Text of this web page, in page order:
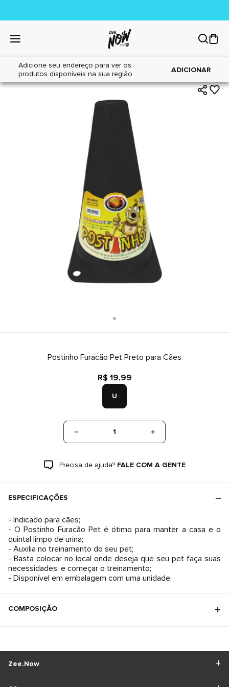
Adicione seu endereço para ver os
produtos disponíveis na sua região.
ADICIONAR
Home|Cães|Acessórios
Postinho Furacão Pet Preto para Cães
R$ 19,99
U
1
Precisa de ajuda? FALE COM A GENTE
ESPECIFICAÇÕES
- Indicado para cães;
- O Postinho Furacão Pet é ótimo para manter a casa e o
quintal limpo de urina;
- Auxilia no treinamento do seu pet;
- Basta colocar no local onde deseja que seu pet faça suas
necessidades, e começar o treinamento;
- Disponível em embalagem com uma unidade.
COMPOSIÇÃO
Zee.Now